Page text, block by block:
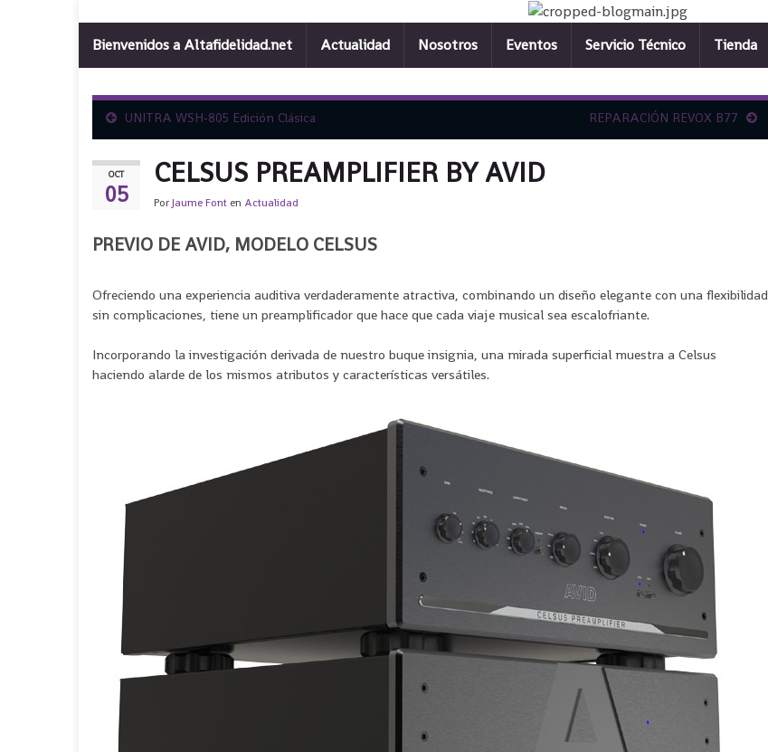
Bienvenidos a Altafidelidad.net Actualidad Nosotros Eventos Servicio Técnico Tienda
UNITRA WSH-805 Edición Clásica REPARACIÓN REVOX B77
OCT
05
CELSUS PREAMPLIFIER BY AVID
PorJaume Font en Actualidad
PREVIO DE AVID, MODELO CELSUS
Ofreciendo una experiencia auditiva verdaderamente atractiva, combinando un diseño elegante con una flexibilidad
sin complicaciones, tiene un preamplificador que hace que cada viaje musical sea escalofriante.
Incorporando la investigación derivada de nuestro buque insignia, una mirada superficial muestra a Celsus
haciendo alarde de los mismos atributos y características versátiles.